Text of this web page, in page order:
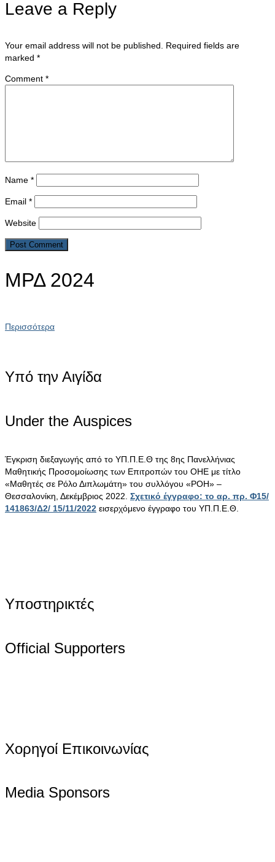
Leave a Reply
Your email address will not be published.
Required fields are
marked *
Comment *
Name *
Email *
Website
ΜΡΔ 2024
Περισσότερα
Υπό την Αιγίδα
Under the Αuspices
Έγκριση διεξαγωγής από το ΥΠ.Π.Ε.Θ της 8ης Πανελλήνιας
Μαθητικής Προσομοίωσης των Επιτροπών του ΟΗΕ με τίτλο
«Μαθητές σε Ρόλο Διπλωμάτη» του συλλόγου «ΡΟΗ» –
Θεσσαλονίκη, Δεκέμβριος 2022. Σχετικό έγγραφο: το αρ. πρ. Φ15/
141863/Δ2/ 15/11/2022 εισερχόμενο έγγραφο του ΥΠ.Π.Ε.Θ.
Υποστηρικτές
Official Supporters
Χορηγοί Επικοινωνίας
Media Sponsors